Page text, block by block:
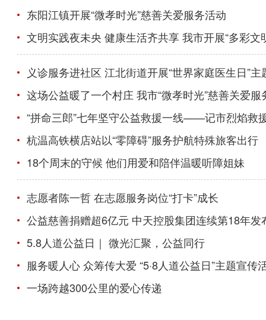
东阳江镇开展“微孝时光”慈善关爱服务活动
文明实践夜未央 健康生活齐共享 我市开展“多彩
义诊服务进社区 江北街道开展“世界家庭医生日”主
这场公益暖了一个村庄 我市“微孝时光”慈善关爱
“拼命三郎”七年坚守公益救援一线——记市烈焰救
杭温高铁横店站以“零障碍”服务护航特殊旅客出行
18个周末的守候 他们用爱和陪伴温暖听障姐妹
志愿者陈一哲 在志愿服务岗位“打卡”成长
公益慈善捐赠超6亿元 中天控股集团连续第18年发
5.8人道公益日｜ 微光汇聚，公益同行
服务暖人心 众筹传大爱 “5·8人道公益日”主题宣传
一场跨越300公里的爱心传递